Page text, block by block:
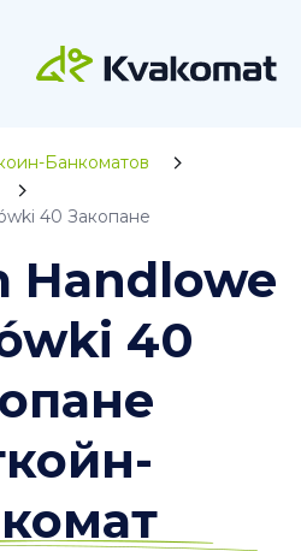
Банкоматов
40 Закопане
Handlowe
40